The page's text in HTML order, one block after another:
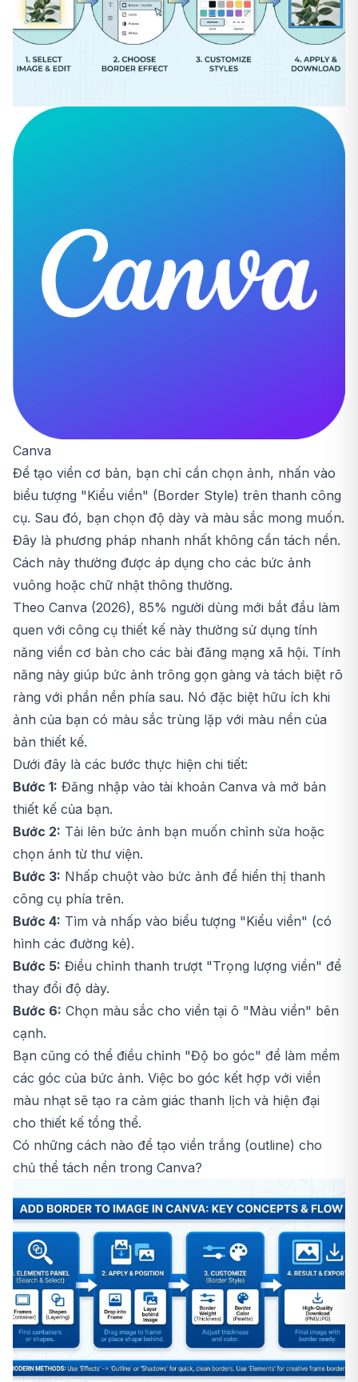
Canva
Để tạo viền cơ bản, bạn chỉ cần chọn ảnh, nhấn vào
biểu tượng "Kiểu viền" (Border Style) trên thanh công
cụ. Sau đó, bạn chọn độ dày và màu sắc mong muốn.
Đây là phương pháp nhanh nhất không cần tách nền.
Cách này thường được áp dụng cho các bức ảnh
vuông hoặc chữ nhật thông thường.
Theo Canva (2026), 85% người dùng mới bắt đầu làm
quen với công cụ thiết kế này thường sử dụng tính
năng viền cơ bản cho các bài đăng mạng xã hội. Tính
năng này giúp bức ảnh trông gọn gàng và tách biệt rõ
ràng với phần nền phía sau. Nó đặc biệt hữu ích khi
ảnh của bạn có màu sắc trùng lặp với màu nền của
bản thiết kế.
Dưới đây là các bước thực hiện chi tiết:
Bước 1: Đăng nhập vào tài khoản Canva và mở bản
thiết kế của bạn.
Bước 2: Tải lên bức ảnh bạn muốn chỉnh sửa hoặc
chọn ảnh từ thư viện.
Bước 3: Nhấp chuột vào bức ảnh để hiển thị thanh
công cụ phía trên.
Bước 4: Tìm và nhấp vào biểu tượng "Kiểu viền" (có
hình các đường kẻ).
Bước 5: Điều chỉnh thanh trượt "Trọng lượng viền" để
thay đổi độ dày.
Bước 6: Chọn màu sắc cho viền tại ô "Màu viền" bên
cạnh.
Bạn cũng có thể điều chỉnh "Độ bo góc" để làm mềm
các góc của bức ảnh. Việc bo góc kết hợp với viền
màu nhạt sẽ tạo ra cảm giác thanh lịch và hiện đại
cho thiết kế tổng thể.
Có những cách nào để tạo viền trắng (outline) cho
chủ thể tách nền trong Canva?